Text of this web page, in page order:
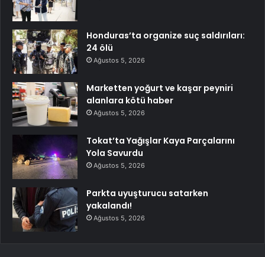
Honduras’ta organize suç saldırıları:
24 ölü
Ağustos 5, 2026
Marketten yoğurt ve kaşar peyniri
alanlara kötü haber
Ağustos 5, 2026
Tokat’ta Yağışlar Kaya Parçalarını
Yola Savurdu
Ağustos 5, 2026
Parkta uyuşturucu satarken
yakalandı!
Ağustos 5, 2026